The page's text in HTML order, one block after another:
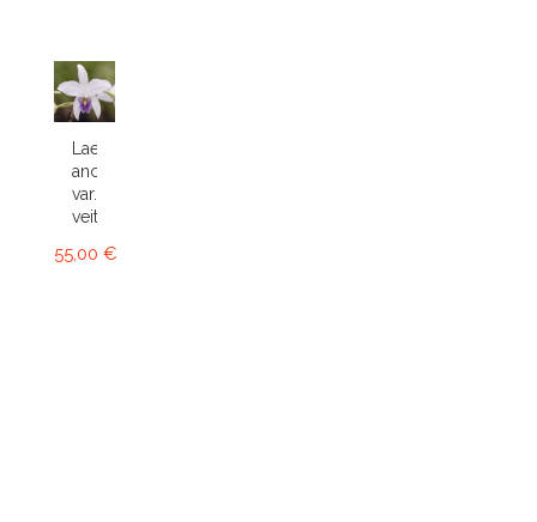
Laelia
anceps
var.
veitchiana
55,00 €